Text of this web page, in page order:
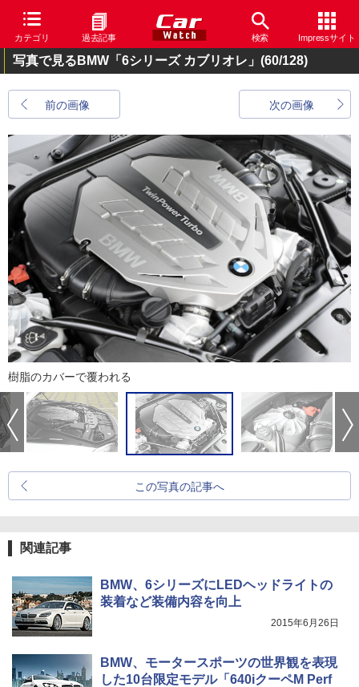
カテゴリ 過去記事 検索 Impressサイト
写真で見るBMW「6シリーズ カブリオレ」 (60/128)
前の画像 次の画像
樹脂のカバーで覆われる
この写真の記事へ
関連記事
BMW、6シリーズにLEDヘッドライトの
装着など装備内容を向上
2015年6月26日
BMW、モータースポーツの世界観を表現
した10台限定モデル「640iクーペM Perf